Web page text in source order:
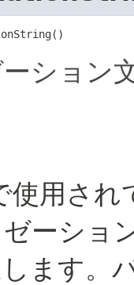
ション
使用され
ーショ
ます。